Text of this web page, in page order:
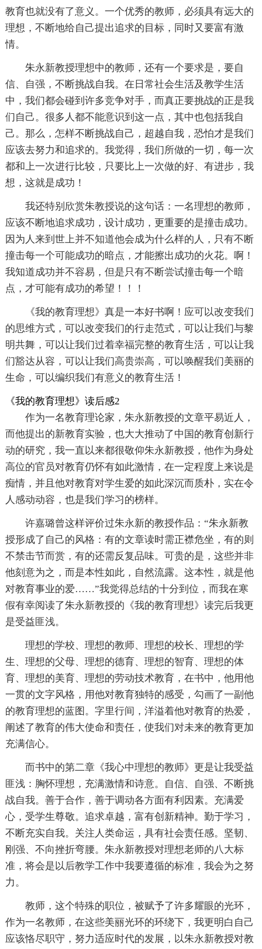
教育也就没有了意义。一个优秀的教师，必须具有远大的
理想，不断地给自己提出追求的目标，同时又要富有激
情。
朱永新教授理想中的教师，还有一个要求是，要自
信、自强，不断挑战自我。在日常社会生活及教学生活
中，我们都会碰到许多竞争对手，而真正要挑战的正是我
们自己。很多人都不能意识到这一点，其中也包括我自
己。那么，怎样不断挑战自己，超越自我，恐怕才是我们
应该去努力和追求的。我觉得，我们所做的一切，每一次
都和上一次进行比较，只要比上一次做的好、有进步，我
想，这就是成功！
我还特别欣赏朱教授说的这句话：一名理想的教师，
应该不断地追求成功，设计成功，更重要的是撞击成功。
因为人来到世上并不知道他会成为什么样的人，只有不断
撞击每一个可能成功的暗点，才能擦出成功的火花。啊！
我知道成功并不容易，但是只有不断尝试撞击每一个暗
点，才可能有成功的希望！！！
《我的教育理想》真是一本好书啊！应可以改变我们
的思维方式，可以改变我们的行走范式，可以让我们与黎
明共舞，可以让我们过着幸福完整的教育生活，可以让我
们豁达从容，可以让我们高贵崇高，可以唤醒我们美丽的
生命，可以编织我们有意义的教育生活！
《我的教育理想》读后感2
作为一名教育理论家，朱永新教授的文章平易近人，
而他提出的新教育实验，也大大推动了中国的教育创新行
动的研究，我一直以来都很敬仰朱永新教授，他作为身处
高位的官员对教育仍怀有如此激情，在一定程度上来说是
痴情，并且他对教育对学生爱的如此深沉而质朴，实在令
人感动动容，也是我们学习的榜样。
许嘉璐曾这样评价过朱永新的教授作品：“朱永新教
授形成了自己的风格：有的文章读时需正襟危坐，有的则
不禁击节而赏，有的还需反复品味。可贵的是，这些并非
他刻意为之，而是本性如此，自然流露。这本性，就是他
对教育事业的爱……”我觉得总结的十分到位，而我在寒
假有幸阅读了朱永新教授的《我的教育理想》读完后我更
是受益匪浅。
理想的学校、理想的教师、理想的校长、理想的学
生、理想的父母、理想的德育、理想的智育、理想的体
育、理想的美育、理想的劳动技术教育，在书中，他用他
一贯的文字风格，用他对教育独特的感受，勾画了一副他
的教育理想的蓝图。字里行间，洋溢着他对教育的热爱，
阐述了教育的伟大使命和责任，使我们对未来的教育更加
充满信心。
而书中的第二章《我心中理想的教师》更是让我受益
匪浅：胸怀理想，充满激情和诗意。自信、自强、不断挑
战自我。善于合作，善于调动各方面有利因素。充满爱
心，受学生尊敬。追求卓越，富有创新精神。勤于学习，
不断充实自我。关注人类命运，具有社会责任感。坚韧、
刚强、不向挫折弯腰。朱永新教授对理想老师的八大标
准，将会是以后教学工作中我要遵循的标准，我会为之努
力。
教师，这个特殊的职位，被赋予了许多耀眼的光环，
作为一名教师，在这些美丽光环的环绕下，我更明白自己
应该恪尽职守，努力适应时代的发展，以朱永新教授对教